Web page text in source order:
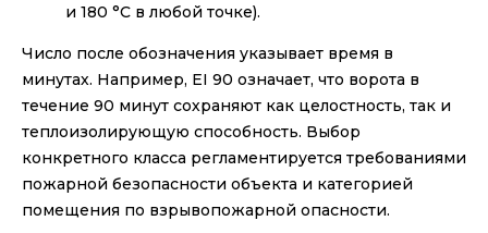
и 180 °C в любой точке).
Число после обозначения указывает время в
минутах. Например, EI 90 означает, что ворота в
течение 90 минут сохраняют как целостность, так и
теплоизолирующую способность. Выбор
конкретного класса регламентируется требованиями
пожарной безопасности объекта и категорией
помещения по взрывопожарной опасности.